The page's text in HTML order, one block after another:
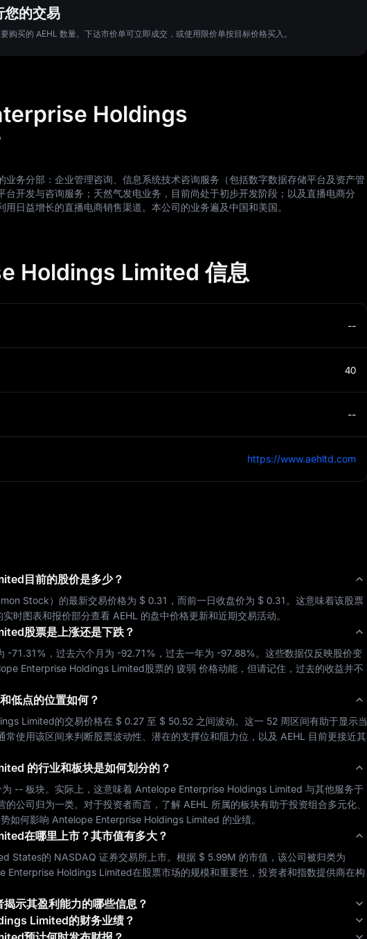
您的交易
购买的 AEHL 数量。下达市价单可立即成交，或使用限价单按目标价格买入。
Holdings
务分部：企业管理咨询、信息系统技术咨询服务（包括数字数据存储平台及资产管
开发与咨询服务；天然气发电业务，目前尚处于初步开发阶段；以及直播电商分
日益增长的直播电商销售渠道。本公司的业务遍及中国和美国。
Holdings Limited 信息
--
40
--
https://www.aehltd.com
目前的股价是多少？
Stock）的最新交易价格为 $ 0.31 ，而前一日收盘价为 $ 0.31 。这意味着该股票
实时图表和报价部分查看 AEHL 的盘中价格更新和近期交易活动。
股票是上涨还是下跌？
-71.31% ，过去六个月为 -92.71% ，过去一年为 -97.88%。这些数据仅反映股价变
Enterprise Holdings Limited股票的 疲弱 价格动能，但请记住，过去的收益并不
低点的位置如何？
Limited的交易价格在 $ 0.27 至 $ 50.52 之间波动。这一 52 周区间有助于显示当
使用该区间来判断股票波动性、潜在的支撑位和阻力位，以及 AEHL
目前更接近其
的行业和板块是如何划分的？
-- 板块。实际上，这意味着 Antelope Enterprise Holdings Limited 与其他服务于
的公司归为一类。对于投资者而言，了解 AEHL 所属的板块有助于投资组合多元化、
如何影响 Antelope Enterprise Holdings Limited 的业绩。
在哪里上市？其市值有多大？
States的 NASDAQ 证券交易所上市。根据 $ 5.99M 的市值，该公司被归类为
Enterprise Holdings Limited在股票市场的规模和重要性，投资者和指数提供商在构
示其盈利能力的哪些信息？
Limited的财务业绩？